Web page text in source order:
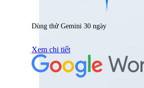
Dùng thử Gemini 30 ngày
Xem chi tiết